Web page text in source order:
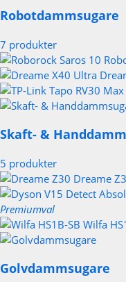
Robotdammsugare
7 produkter
Skaft- &
5 produkter
Dreame
Premiumval
Wilfa
Golvdammsugare